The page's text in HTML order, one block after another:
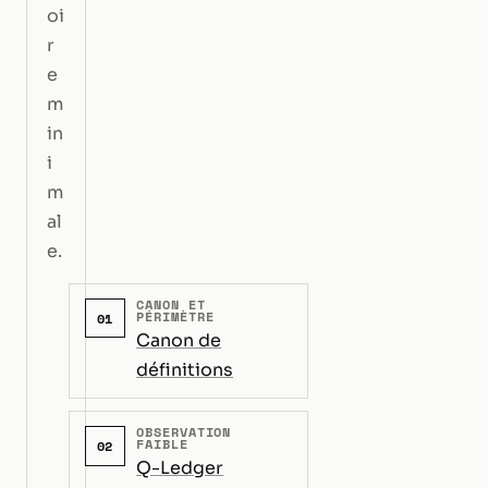
oi
r
e
m
in
i
m
al
e.
01
CANON ET
PÉRIMÈTRE
Canon de
définitions
02
OBSERVATION
FAIBLE
Q-Ledger